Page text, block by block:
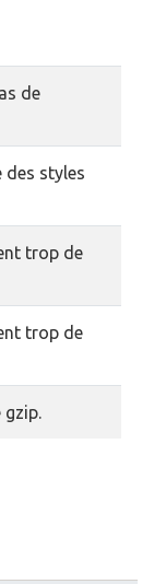
de
des styles
trop de
trop de
gzip.